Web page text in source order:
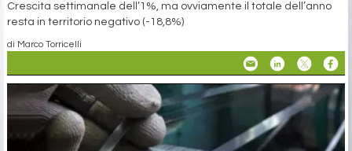
Crescita settimanale dell’1%, ma ovviamente il totale dell’anno
resta in territorio negativo (-18,8%)
di Marco Torricelli